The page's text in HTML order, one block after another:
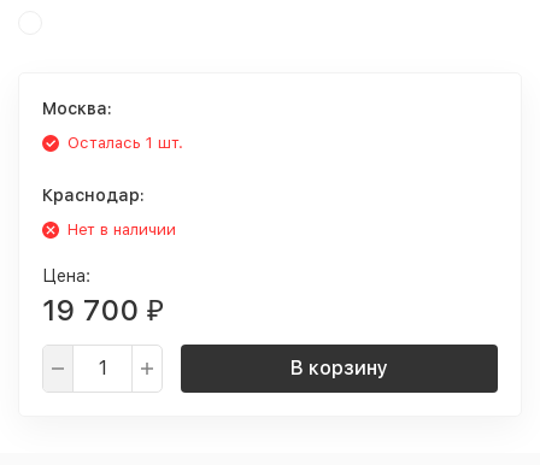
Москва:
Осталась 1 шт.
Краснодар:
Нет в наличии
Цена:
19 700 ₽
В корзину